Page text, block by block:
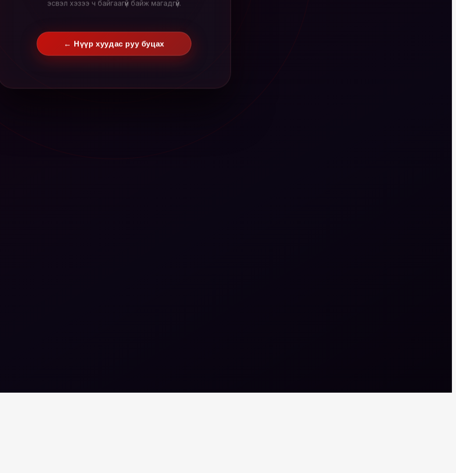
эсвэл хэзээ ч байгаагүй байж магадгүй.
← Нүүр хуудас руу буцах